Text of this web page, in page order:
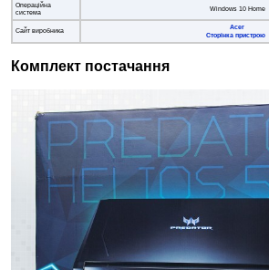
Операційна
система
Windows 10 Home
Сайт виробника
Acer
Сторінка пристрою
Комплект постачання